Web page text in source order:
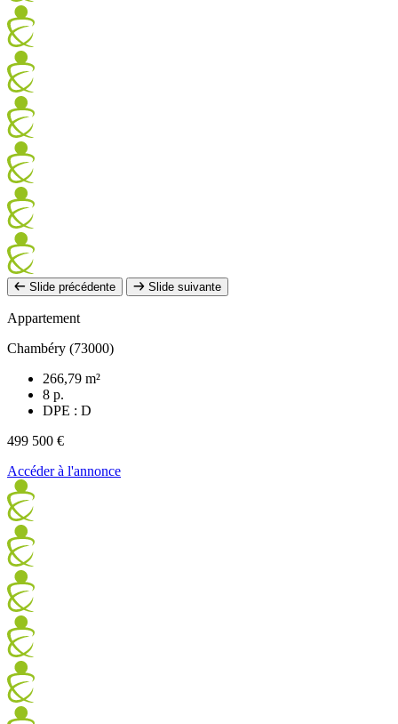
Slide précédente Slide suivante
Appartement
Chambéry (73000)
266,79 m²
8 p.
DPE : D
499 500 €
Accéder à l'annonce